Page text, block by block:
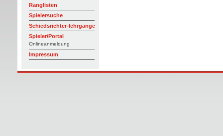
Ranglisten
Spielersuche
Schiedsrichter-lehrgänge
Spieler/Portal
Onlineanmeldung
Impressum